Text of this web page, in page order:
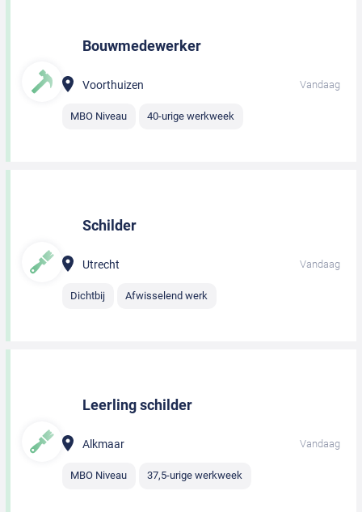
Bouwmedewerker
Voorthuizen Vandaag
MBO Niveau 40-urige werkweek
Schilder
Utrecht Vandaag
Dichtbij Afwisselend werk
Leerling schilder
Alkmaar Vandaag
MBO Niveau 37,5-urige werkweek